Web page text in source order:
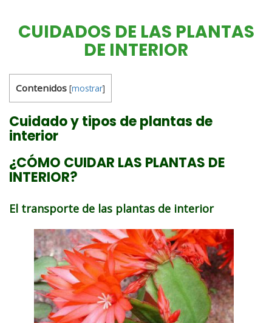
CUIDADOS DE LAS PLANTAS
DE INTERIOR
Contenidos [mostrar]
Cuidado y tipos de plantas de
interior
¿CÓMO CUIDAR LAS PLANTAS DE
INTERIOR?
El transporte de las plantas de interior